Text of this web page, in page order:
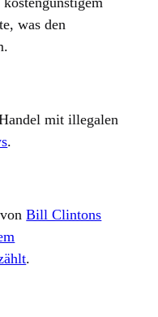
was den
mit illegalen
.
vonBill Clintons
.